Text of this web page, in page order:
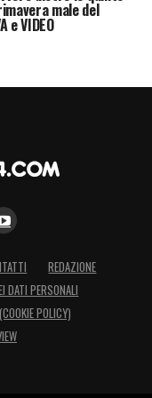
di Keylor
23 milioni,
la precedono.
dal teorico
male del
e VIDEO
REDAZIONE
DATI PERSONALI
POLICY)